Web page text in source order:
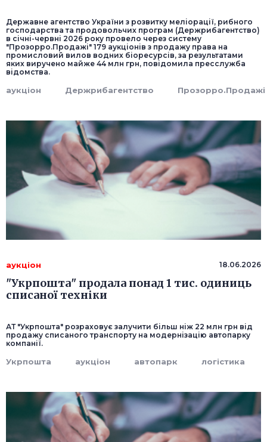
Державне агентство України з розвитку меліорації, рибного
господарства та продовольчих програм (Держрибагентство)
в січні-червні 2026 року провело через систему
"Прозорро.Продажі" 179 аукціонів з продажу права на
промисловий вилов водних біоресурсів, за результатами
яких виручено майже 44 млн грн, повідомила пресслужба
відомства.
аукціон Держрибагентство Прозорро.Продажі
аукціон 18.06.2026
"Укрпошта" продала понад 1 тис. одиниць
списаної техніки
АТ "Укрпошта" розраховує залучити більш ніж 22 млн грн від
продажу списаного транспорту на модернізацію автопарку
компанії.
Укрпошта аукціон автопарк логістика